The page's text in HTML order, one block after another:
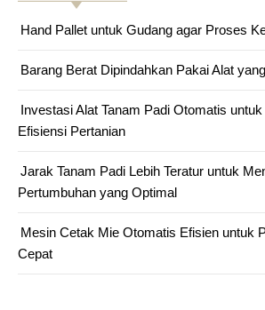
Hand Pallet untuk Gudang agar Proses
Barang Berat Dipindahkan Pakai Alat
Investasi Alat Tanam Padi Otomatis
Efisiensi Pertanian
Jarak Tanam Padi Lebih Teratur untuk
Pertumbuhan yang Optimal
Mesin Cetak Mie Otomatis Efisien untuk
Cepat